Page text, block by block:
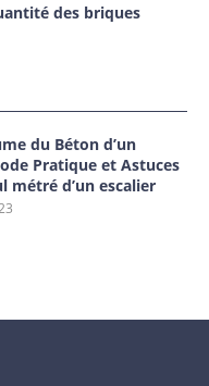
des briques
du Béton d’un
Pratique et Astuces
métré d’un escalier